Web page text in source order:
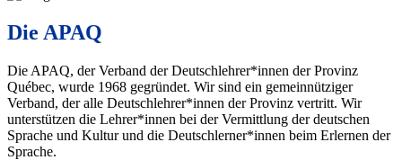
Die APAQ
Die APAQ, der Verband der Deutschlehrer*innen der Provinz
Québec, wurde 1968 gegründet. Wir sind ein gemeinnütziger
Verband, der alle Deutschlehrer*innen der Provinz vertritt. Wir
unterstützen die Lehrer*innen bei der Vermittlung der deutschen
Sprache und Kultur und die Deutschlerner*innen beim Erlernen der
Sprache.